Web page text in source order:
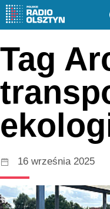
Tag
16 września 2025